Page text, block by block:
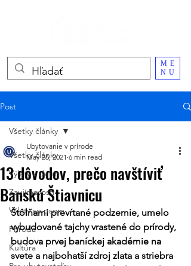
ME
NU
Post
Všetky články
Výlety s deťmi
Zaujímavosti
Výlety so psom
Príroda
Kultúra
Všetky články
13 dôvodov, prečo navštíviť
Banskú Štiavnicu
Ubytovanie v prírode
May 26, 2021 6 min read
Štôlňami prevŕtané podzemie, umelo
vybudované tajchy vrastené do prírody,
budova prvej baníckej akadémie na
svete a najbohatší zdroj zlata a striebra